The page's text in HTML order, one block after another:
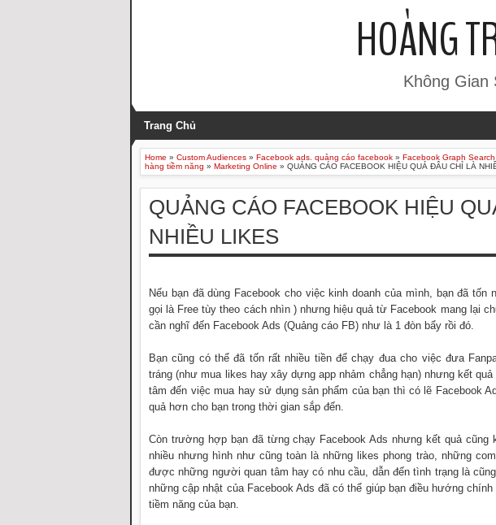
HOÀNG
Không Gian
Trang Chủ
Home » Custom Audiences » Facebook ads. quảng cáo facebook » Facebook Graph Search
hàng tiềm năng » Marketing Online » QUẢNG CÁO FACEBOOK HIỆU QUẢ ĐÂU CHỈ LÀ
QUẢNG CÁO FACEBOOK HIỆU
NHIỀU LIKES
Nếu bạn đã dùng Facebook cho việc kinh doanh của mình, bạn đã
gọi là Free tùy theo cách nhìn ) nhưng hiệu quả từ Facebook mang lại
cần nghĩ đến Facebook Ads (Quảng cáo FB) như là 1 đòn bẩy rồi đó.
Bạn cũng có thể đã tốn rất nhiều tiền để chạy đua cho việc đưa
tráng (như mua likes hay xây dựng app nhảm chẳng hạn) nhưng kết
tâm đến việc mua hay sử dụng sản phẩm của bạn thì có lẽ Facebook
quả hơn cho bạn trong thời gian sắp đến.
Còn trường hợp bạn đã từng chạy Facebook Ads nhưng kết quả
nhiều nhưng hình như cũng toàn là những likes phong trào, những
được những người quan tâm hay có nhu cầu, dẫn đến tình trạng là
những cập nhật của Facebook Ads đã có thể giúp bạn điều hướng
tiềm năng của bạn.